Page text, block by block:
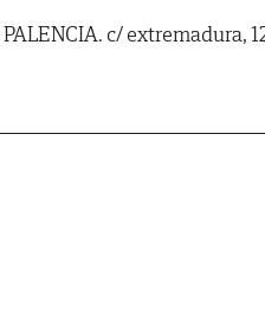
c/ extremadura,